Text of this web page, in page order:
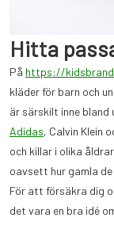
Hitta
På https://
kläder för barn och
är särskilt inne bland
Adidas, Calvin Klein
och killar i olika
oavsett hur gamla de
För att försäkra dig
det vara en bra idé